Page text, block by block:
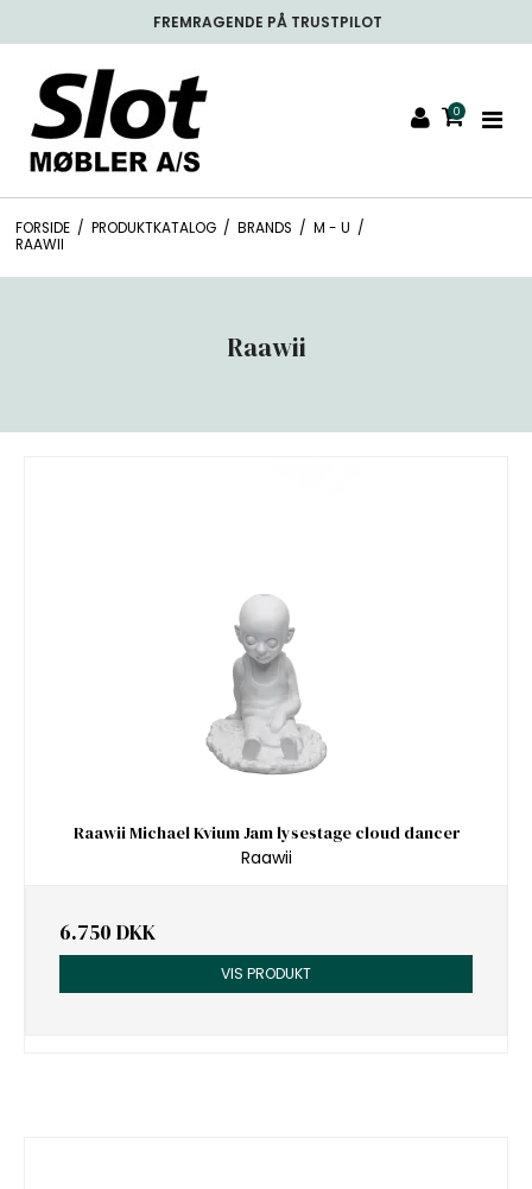
FREMRAGENDE PÅ TRUSTPILOT
0
FORSIDE / PRODUKTKATALOG / BRANDS / M - U /
RAAWII
Raawii
Raawii Michael Kvium Jam lysestage cloud dancer
Raawii
6.750 DKK
VIS PRODUKT